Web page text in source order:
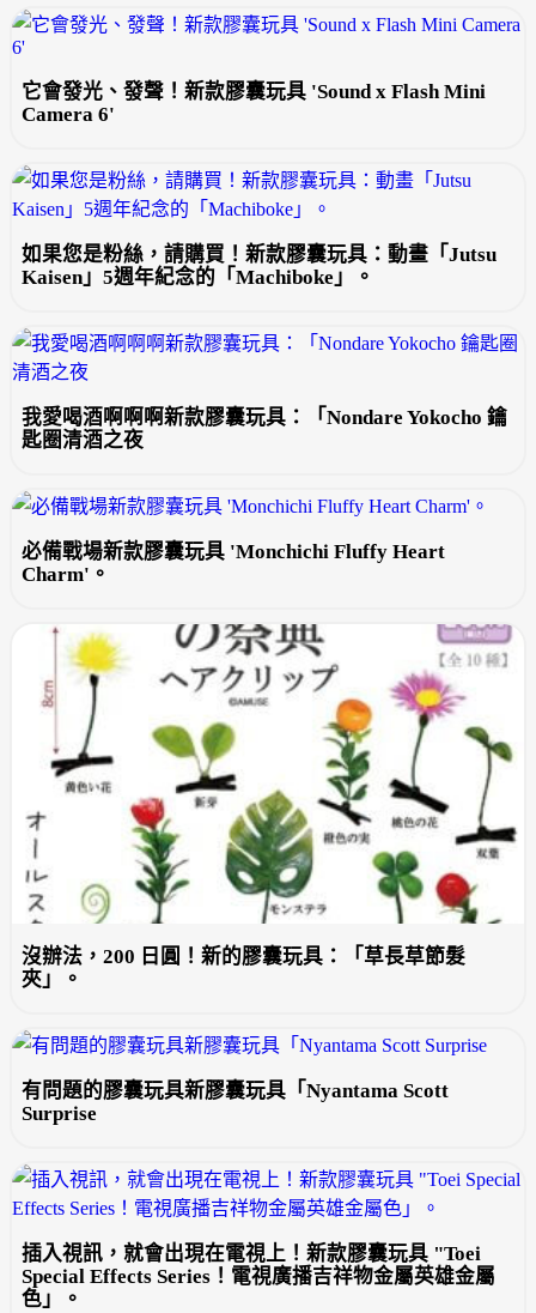
它會發光、發聲！新款膠囊玩具 'Sound x Flash Mini
Camera 6'
如果您是粉絲，請購買！新款膠囊玩具：動畫「Jutsu
Kaisen」5週年紀念的「Machiboke」。
我愛喝酒啊啊啊新款膠囊玩具：「Nondare Yokocho 鑰
匙圈清酒之夜
必備戰場新款膠囊玩具 'Monchichi Fluffy Heart
Charm'。
沒辦法，200 日圓！新的膠囊玩具：「草長草節髮
夾」。
有問題的膠囊玩具新膠囊玩具「Nyantama Scott
Surprise
插入視訊，就會出現在電視上！新款膠囊玩具 "Toei
Special Effects Series！電視廣播吉祥物金屬英雄金屬
色」。